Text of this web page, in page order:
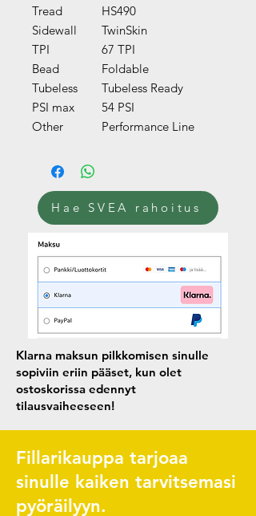
Tread
HS490
Sidewall
TwinSkin
TPI
67 TPI
Bead
Foldable
Tubeless
Tubeless Ready
PSI max
54 PSI
Other
Performance Line
Hae SVEA rahoitus
Klarna maksun pilkkomisen sinulle
sopiviin eriin pääset, kun olet
ostoskorissa edennyt
tilausvaiheeseen!
Fillarikauppa tarjoaa
sinulle kaiken tarvitsemasi
pyöräilyyn.